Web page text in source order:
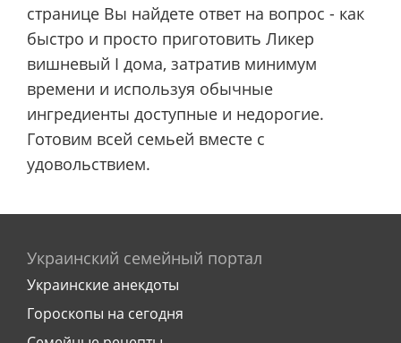
странице Вы найдете ответ на вопрос - как
быстро и просто приготовить Ликер
вишневый I дома, затратив минимум
времени и используя обычные
ингредиенты доступные и недорогие.
Готовим всей семьей вместе с
удовольствием.
Украинский семейный портал
Украинские анекдоты
Гороскопы на сегодня